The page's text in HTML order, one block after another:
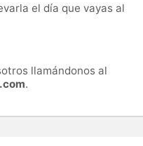
el día que vayas al
llamándonos al
.